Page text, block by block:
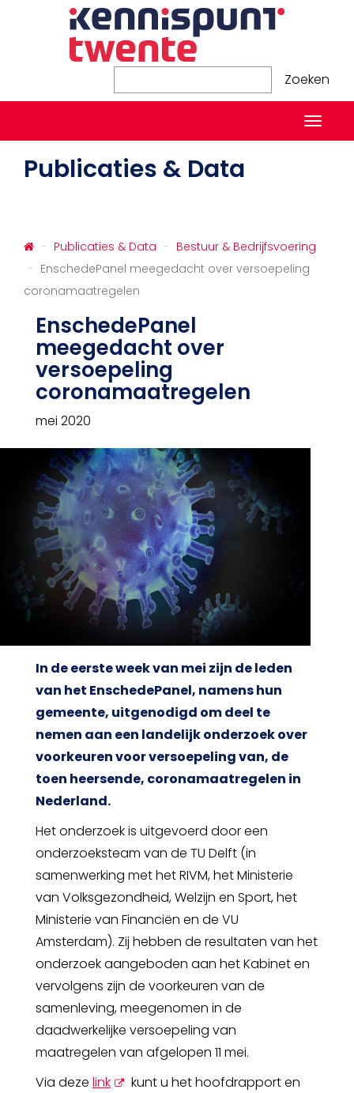
Zoeken Zoeken
Publicaties & Data
Publicaties & Data
Bestuur & Bedrijfsvoering
EnschedePanel meegedacht over versoepeling
coronamaatregelen
EnschedePanel
meegedacht over
versoepeling
coronamaatregelen
mei 2020
In de eerste week van mei zijn de leden
van het EnschedePanel, namens hun
gemeente, uitgenodigd om deel te
nemen aan een landelijk onderzoek over
voorkeuren voor versoepeling van, de
toen heersende, coronamaatregelen in
Nederland.
Het onderzoek is uitgevoerd door een
onderzoeksteam van de TU Delft (in
samenwerking met het RIVM, het Ministerie
van Volksgezondheid, Welzijn en Sport, het
Ministerie van Financiën en de VU
Amsterdam). Zij hebben de resultaten van het
onderzoek aangeboden aan het Kabinet en
vervolgens zijn de voorkeuren van de
samenleving, meegenomen in de
daadwerkelijke versoepeling van
maatregelen van afgelopen 11 mei.
Via deze linkopentkunt u het hoofdrapport en